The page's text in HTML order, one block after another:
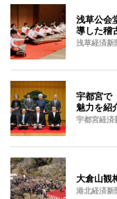
浅草公会
導した稽
浅草経済新
宇都宮で
魅力を紹
宇都宮経済
大倉山観
港北経済新